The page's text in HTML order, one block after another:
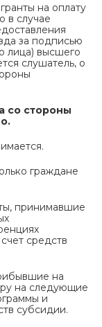
на оплату
в случае
за подписью
лица) высшего
слушатель, о
со стороны
граждане
принимавшие
средств
на
на следующие
и
субсидии.